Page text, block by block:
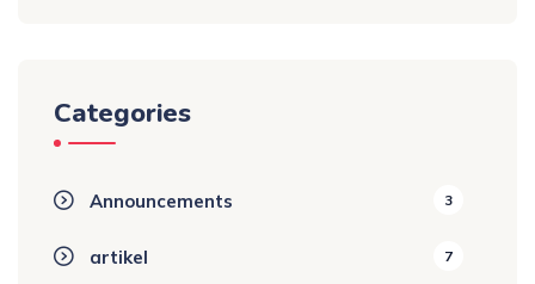
Categories
Announcements 3
artikel 7